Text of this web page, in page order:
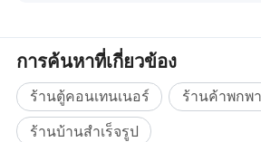
เราจะดำเนินการปรับปรุงการออกแบบ
วัสดุและกระบวนการผลิตอย่างต่อเนื่องเ
โซลูชันการก่อสร้างที่รวดเร็วขึ้นประหยั
พลังงานและเป็นมิตรกับสิ่งแวดล้อมมาก
การค้นหาที่เกี่ยวข้อง
ร้านตู้คอนเทนเนอร์
ร้านค้าพกพา
ร้านบ้านสำเร็จรูป